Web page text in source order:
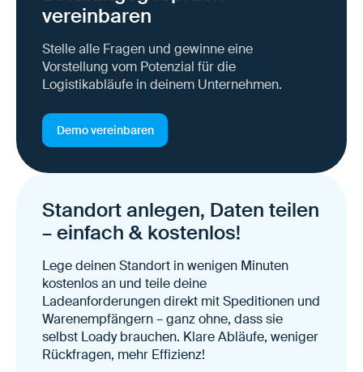
vereinbaren
Stelle alle Fragen und gewinne eine
Vorstellung vom Potenzial für die
Logistikabläufe in deinem Unternehmen.
Demo vereinbaren
Standort anlegen, Daten teilen
– einfach & kostenlos!
Lege deinen Standort in wenigen Minuten
kostenlos an und teile deine
Ladeanforderungen direkt mit Speditionen und
Warenempfängern – ganz ohne, dass sie
selbst Loady brauchen. Klare Abläufe, weniger
Rückfragen, mehr Effizienz!